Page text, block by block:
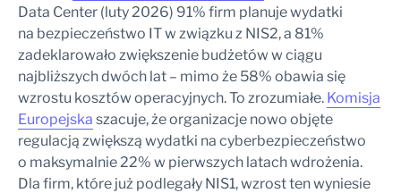
Data Center (luty 2026) 91% firm planuje wydatki
na bezpieczeństwo IT w związku z NIS2, a 81%
zadeklarowało zwiększenie budżetów w ciągu
najbliższych dwóch lat – mimo że 58% obawia się
wzrostu kosztów operacyjnych. To zrozumiałe. Komisja
Europejska szacuje, że organizacje nowo objęte
regulacją zwiększą wydatki na cyberbezpieczeństwo
o maksymalnie 22% w pierwszych latach wdrożenia.
Dla firm, które już podlegały NIS1, wzrost ten wyniesie